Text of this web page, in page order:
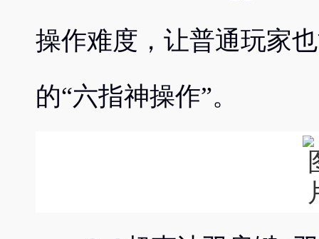
操作难度，让普通玩家
的“六指神操作”。